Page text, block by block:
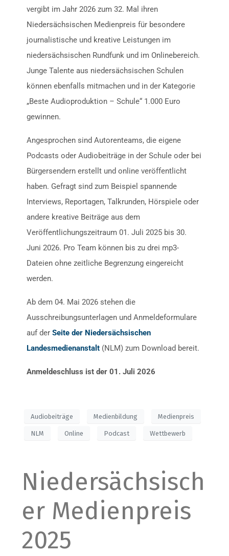
vergibt im Jahr 2026 zum 32. Mal ihren
Niedersächsischen Medienpreis für besondere
journalistische und kreative Leistungen im
niedersächsischen Rundfunk und im Onlinebereich.
Junge Talente aus niedersächsischen Schulen
können ebenfalls mitmachen und in der Kategorie
„Beste Audioproduktion – Schule“ 1.000 Euro
gewinnen.
Angesprochen sind Autorenteams, die eigene
Podcasts oder Audiobeiträge in der Schule oder bei
Bürgersendern erstellt und online veröffentlicht
haben. Gefragt sind zum Beispiel spannende
Interviews, Reportagen, Talkrunden, Hörspiele oder
andere kreative Beiträge aus dem
Veröffentlichungszeitraum 01. Juli 2025 bis 30.
Juni 2026. Pro Team können bis zu drei mp3-
Dateien ohne zeitliche Begrenzung eingereicht
werden.
Ab dem 04. Mai 2026 stehen die
Ausschreibungsunterlagen und Anmeldeformulare
auf derSeite der Niedersächsischen
Landesmedienanstalt (NLM) zum Download bereit.
Anmeldeschluss ist der 01. Juli 2026
Audiobeiträge Medienbildung Medienpreis
NLM Online Podcast Wettbewerb
Niedersächsisch
er Medienpreis
2025